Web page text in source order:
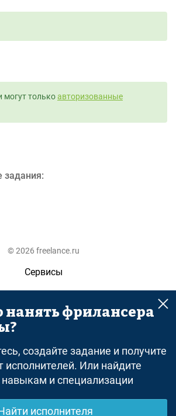
могут толькоавторизованные
задания:
© 2026 freelance.ru
Сервисы
Помощь
Поиск
Оферта
конфиденциальности
о ЗоЗПП
фрилансера
создайте задание и получите
исполнителей. Или найдите
навыкам и специализации
исполнителя